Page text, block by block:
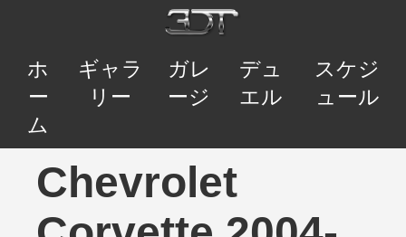
ホ
ー
ム
ギャラ
リー
ガレ
ージ
デュ
エル
スケジ
ュール
Chevrolet